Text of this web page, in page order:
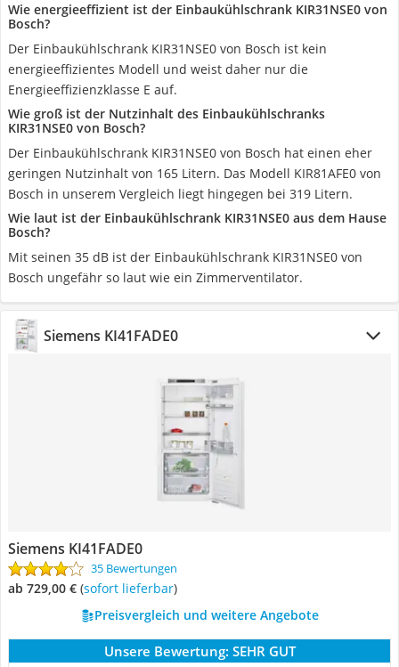
Wie energieeffizient ist der Einbaukühlschrank KIR31NSE0 von
Bosch?
Der Einbaukühlschrank KIR31NSE0 von Bosch ist kein
energieeffizientes Modell und weist daher nur die
Energieeffizienzklasse E auf.
Wie groß ist der Nutzinhalt des Einbaukühlschranks
KIR31NSE0 von Bosch?
Der Einbaukühlschrank KIR31NSE0 von Bosch hat einen eher
geringen Nutzinhalt von 165 Litern. Das Modell KIR81AFE0 von
Bosch in unserem Vergleich liegt hingegen bei 319 Litern.
Wie laut ist der Einbaukühlschrank KIR31NSE0 aus dem Hause
Bosch?
Mit seinen 35 dB ist der Einbaukühlschrank KIR31NSE0 von
Bosch ungefähr so laut wie ein Zimmerventilator.
Siemens KI41FADE0
Siemens KI41FADE0
35 Bewertungen
ab 729,00 € ( Sofort lieferbar)
Preisvergleich und weitere Angebote
Unsere Bewertung: SEHR GUT